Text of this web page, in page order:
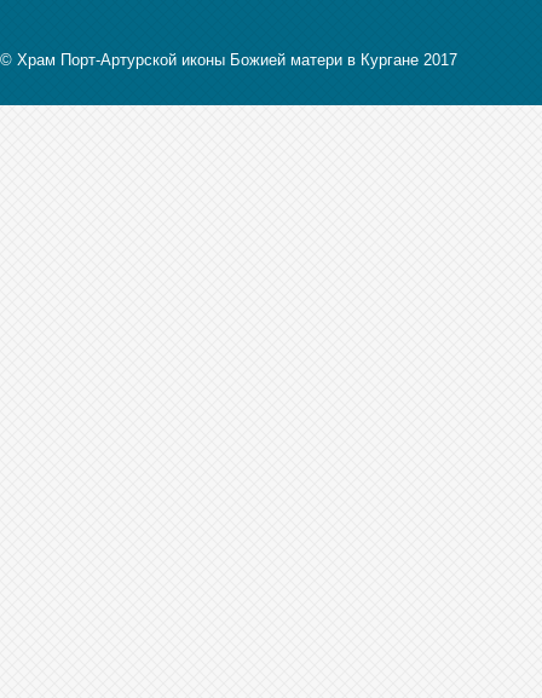
© Храм Порт-Артурской иконы Божией матери в Кургане 2017